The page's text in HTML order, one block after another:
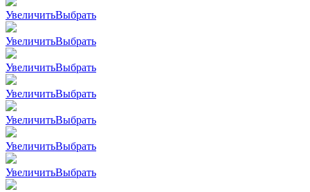
УвеличитьВыбрать
УвеличитьВыбрать
УвеличитьВыбрать
УвеличитьВыбрать
УвеличитьВыбрать
УвеличитьВыбрать
УвеличитьВыбрать